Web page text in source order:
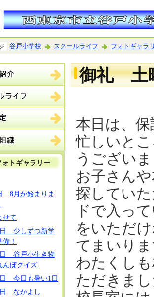
谷戸小学校 スクールライフ フォトギャラ
ォトギャラリー
8月が始まりま
せて
日 少しずつ新学
！
日 谷戸小生き物
んぼクイズ
日 今日も暑い1日
日 なかよし
御礼 土
本日は、
忙しいと
うござい
お子さん
探してい
ドで入っ
をいただ
てまいり
わたくし
ただきま